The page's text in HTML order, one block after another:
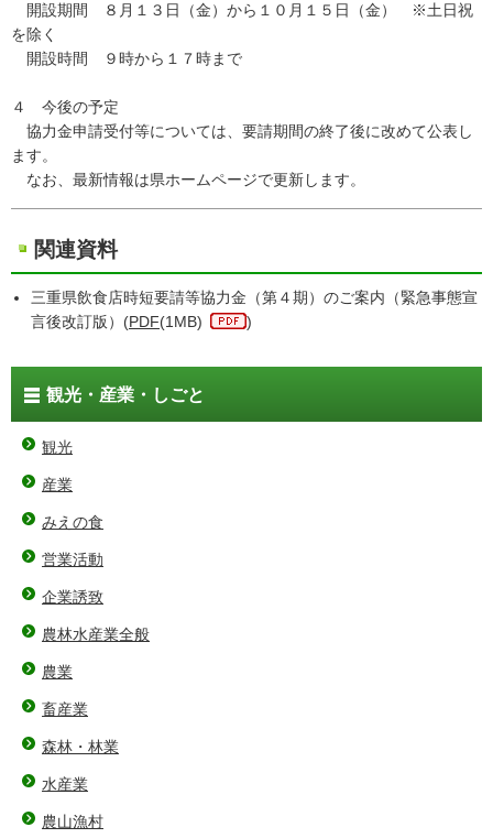
開設期間 ８月１３日（金）から１０月１５日（金） ※土日祝
を除く
開設時間 ９時から１７時まで
４ 今後の予定
協力金申請受付等については、要請期間の終了後に改めて公表し
ます。
なお、最新情報は県ホームページで更新します。
関連資料
三重県飲食店時短要請等協力金（第４期）のご案内（緊急事態宣
言後改訂版）(PDF(1MB) )
観光・産業・しごと
観光
産業
みえの食
営業活動
企業誘致
農林水産業全般
農業
畜産業
森林・林業
水産業
農山漁村